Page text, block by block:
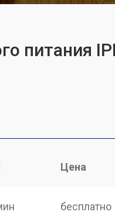
питания
Цена
бесплатно